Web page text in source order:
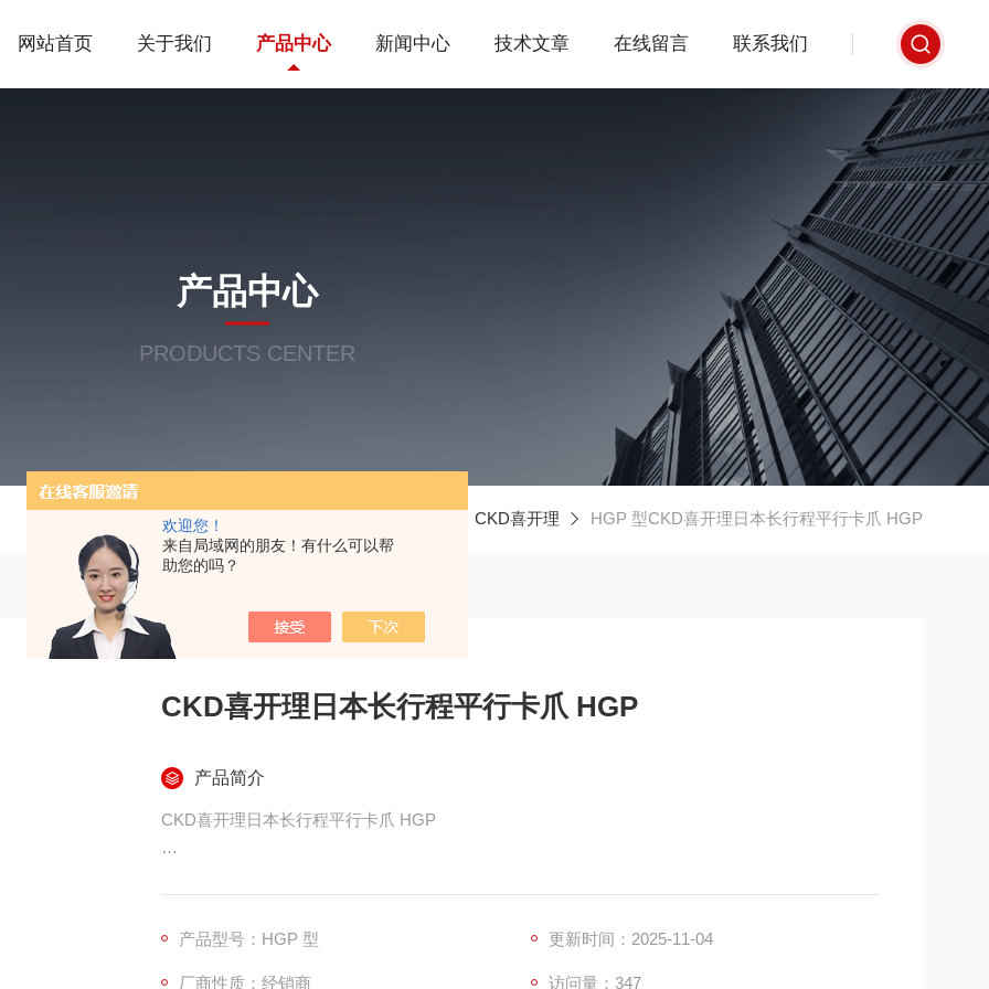
欢迎您！
来自局域网的朋友！有什么可以帮
助您的吗？
网站首页 关于我们 产品中心 新闻中心 技术文章 在线留言 联系我们
产品中心
PRODUCTS CENTER
当前位置：首页 CKD喜开理 HGP 型CKD喜开理日本长行程平行卡爪 HGP
CKD喜开理日本长行程平行卡爪 HGP
产品简介
CKD喜开理日本长行程平行卡爪 HGP
程抓取场景的需求。
产品型号：HGP 型 更新时间：2025-11-04
厂商性质：经销商 访问量：347